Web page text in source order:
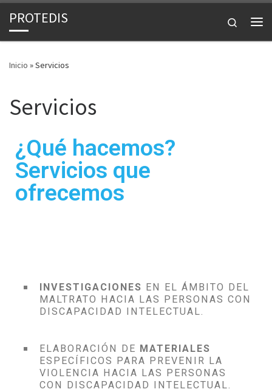
Saltar al contenido
PROTEDIS Search
Inicio »Servicios
Servicios
¿Qué hacemos?
Servicios que
ofrecemos
INVESTIGACIONES EN EL ÁMBITO DEL
MALTRATO HACIA LAS PERSONAS CON
DISCAPACIDAD INTELECTUAL.
ELABORACIÓN DE MATERIALES
ESPECÍFICOS PARA PREVENIR LA
VIOLENCIA HACIA LAS PERSONAS
CON DISCAPACIDAD INTELECTUAL.